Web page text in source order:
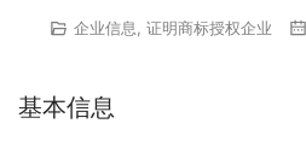
企业信息 证明商标授权企业
基本信息